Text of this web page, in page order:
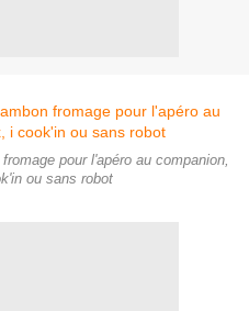
pour l'apéro au companion,
ou sans robot